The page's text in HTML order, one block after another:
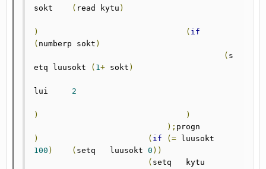
( read kytu )
) ( if
( numberp sokt )
( s
etq luusokt
( 1+
	sokt
)
2
)
)
);
)
( if (=
100 ) ( 0 ))
(